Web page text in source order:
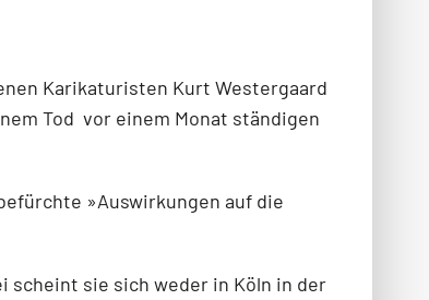
Karikaturisten Kurt Westergaard
Tod vor einem Monat ständigen
»Auswirkungen auf die
scheint sie sich weder in Köln in der